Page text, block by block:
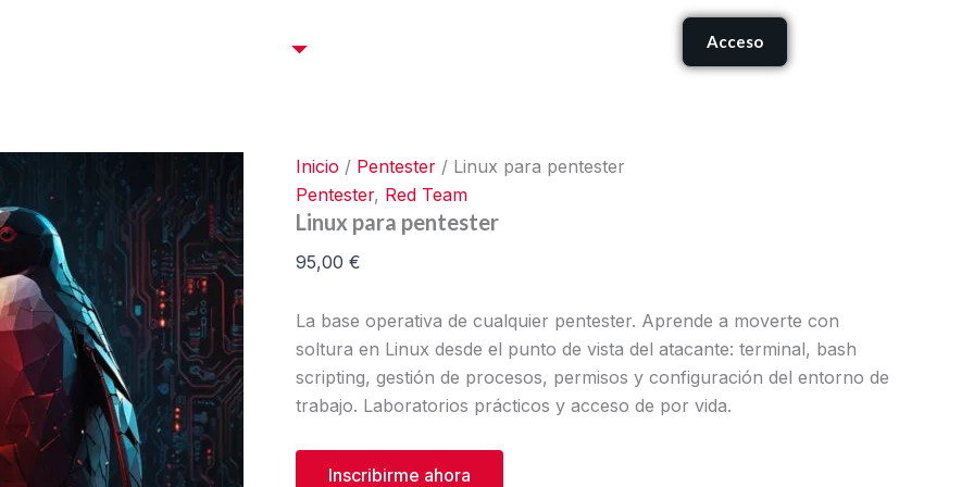
Acceso
Inicio / Pentester / Linux para pentester
Pentester, Red Team
Linux para pentester
95,00 €
La base operativa de cualquier pentester. Aprende a moverte con
soltura en Linux desde el punto de vista del atacante: terminal, bash
scripting, gestión de procesos, permisos y configuración del entorno de
trabajo. Laboratorios prácticos y acceso de por vida.
pentester
Inscribirme ahora